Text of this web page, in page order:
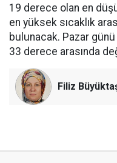
19 derece olan en
en yüksek sıcaklık
bulunacak. Pazar
33 derece arasında
Filiz